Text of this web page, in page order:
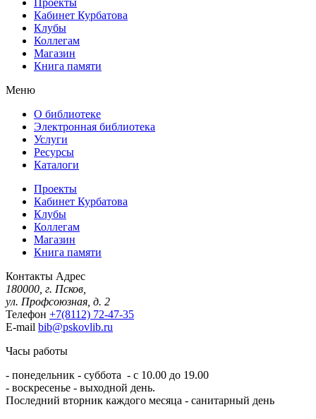
Кабинет Курбатова
Клубы
Коллегам
Магазин
Книга памяти
Меню
О библиотеке
Электронная библиотека
Услуги
Ресурсы
Каталоги
Проекты
Кабинет Курбатова
Клубы
Коллегам
Магазин
Книга памяти
Контакты Адрес
180000, г. Псков,
ул. Профсоюзная, д. 2
Телефон +7(8112) 72-47-35
E-mail bib@pskovlib.ru
Часы работы
- понедельник - суббота - с 10.00 до 19.00
- воскресенье - выходной день.
Последний вторник каждого месяца - санитарный день